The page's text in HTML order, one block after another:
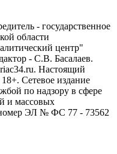
- государственное
области
центр"
- С.В. Басалаев.
Настоящий
Сетевое издание
по надзору в сфере
и массовых
ЭЛ № ФС 77 - 73562